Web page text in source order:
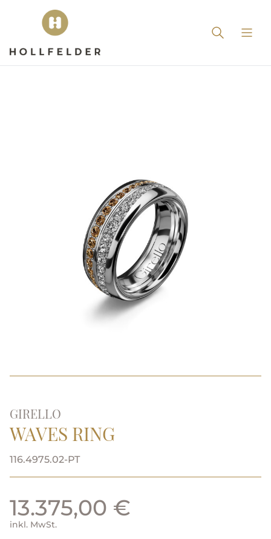
GIRELLO
WAVES RING
116.4975.02-PT
13.375,00 €
inkl. MwSt.